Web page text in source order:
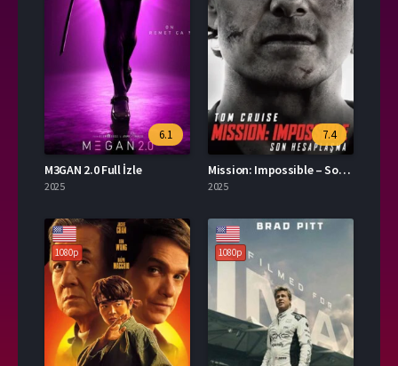
6.1
M3GAN 2.0 Full İzle
2025
7.4
Mission: Impossible – Son Hesaplaşma İzle
2025
1080p 1080p